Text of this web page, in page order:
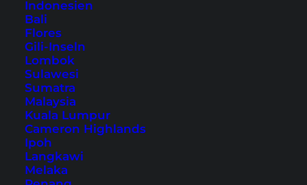
Indonesien
Bali
Flores
Gili-Inseln
Lombok
Sulawesi
Sumatra
Malaysia
Kuala Lumpur
Cameron Highlands
Ipoh
Langkawi
Melaka
mit5.00
von 5,
basierend
Kundenbewertungen
3
14,99€
inkl. 7 % MwSt.